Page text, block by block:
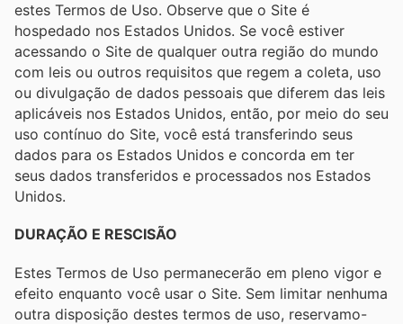
estes Termos de Uso. Observe que o Site é
hospedado nos Estados Unidos. Se você estiver
acessando o Site de qualquer outra região do mundo
com leis ou outros requisitos que regem a coleta, uso
ou divulgação de dados pessoais que diferem das leis
aplicáveis ​​nos Estados Unidos, então, por meio do seu
uso contínuo do Site, você está transferindo seus
dados para os Estados Unidos e concorda em ter
seus dados transferidos e processados ​​nos Estados
Unidos.
DURAÇÃO E RESCISÃO
Estes Termos de Uso permanecerão em pleno vigor e
efeito enquanto você usar o Site. Sem limitar nenhuma
outra disposição destes termos de uso, reservamo-